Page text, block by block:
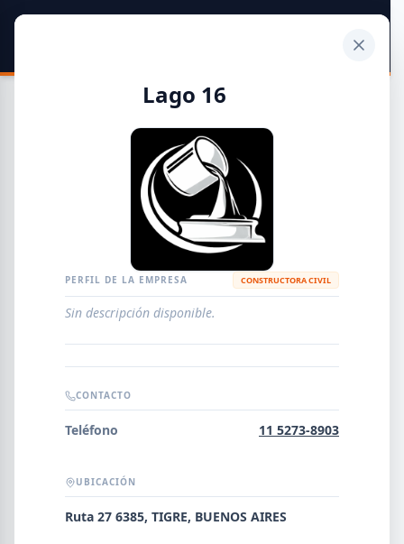
Guía de Empresas Metalúrgicas y Siderúrgicas
METALÚRGICAS
EMPRESAS AGREGAR EMPRESA
Error al cargar empresas.
Lago 16
PERFIL DE LA EMPRESA CONSTRUCTORA CIVIL
Sin descripción disponible.
CONTACTO
Teléfono 11 5273-8903
UBICACIÓN
Ruta 27 6385, TIGRE, BUENOS AIRES